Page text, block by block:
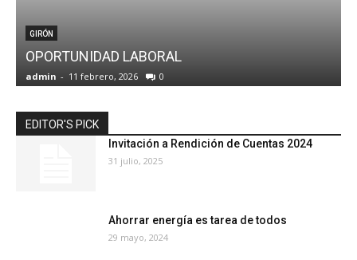
GIRÓN
OPORTUNIDAD LABORAL
admin - 11 febrero, 2026 0
EDITOR'S PICK
Invitación a Rendición de Cuentas 2024
31 julio, 2025
Ahorrar energía es tarea de todos
29 mayo, 2024